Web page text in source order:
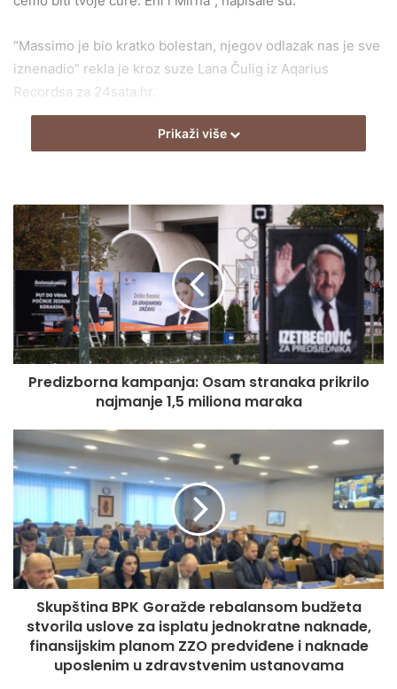
“Massimo je bio kratko bolestan, njegov odlazak nas je sve
iznenadio” rekla je kroz suze Lana Čulig iz Aqarius
Recordsa za 24sata.hr.
On je muzičku karijeru započeo 1983. godine u grupi
problema te on započinje solo karijeru.
Objavio je albume “Stranac u noći”, “Riječi čarobne”,
“Muzika za tebe”, “Vještina I”, “Vještina II”… Zahvaljujući
njegovim specifičnim glasovnim sposobnostima, mnogi su
ga smatrali jednim od najboljih muzičara na Balkanu.
Prikaži više
Predizborna kampanja: Osam stranaka prikrilo
najmanje 1,5 miliona maraka
Skupština BPK Goražde rebalansom budžeta
stvorila uslove za isplatu jednokratne naknade,
finansijskim planom ZZO predviđene i naknade
uposlenim u zdravstvenim ustanovama